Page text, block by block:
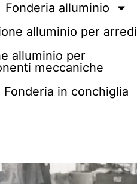
Fonderia alluminio
alluminio per arredi
alluminio per
meccaniche
Fonderia in conchiglia